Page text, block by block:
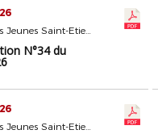
16 - Commission des Jeunes Saint-Etienne
N°34 du
16 - Commission des Jeunes Saint-Etienne